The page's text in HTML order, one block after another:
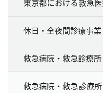
東京都における救急
休日・全夜間診療事業
救急病院・救急診療所
救急病院・救急診療